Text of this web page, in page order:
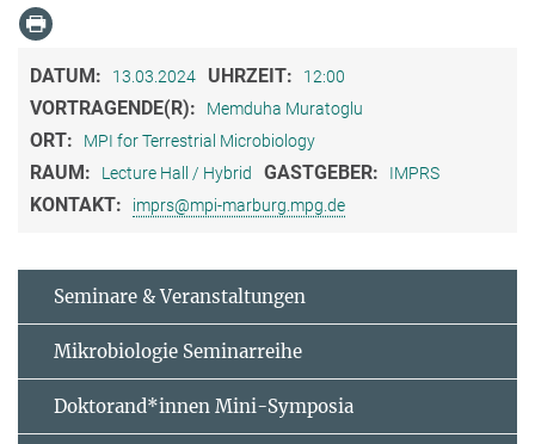
DATUM: 13.03.2024 UHRZEIT: 12:00
VORTRAGENDE(R): Memduha Muratoglu
ORT: MPI for Terrestrial Microbiology
RAUM: Lecture Hall / Hybrid GASTGEBER: IMPRS
KONTAKT: imprs@mpi-marburg.mpg.de
Seminare & Veranstaltungen
Mikrobiologie Seminarreihe
Doktorand*innen Mini-Symposia